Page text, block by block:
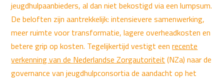
jeugdhulpaanbieders, al dan niet bekostigd via een lumpsum.
De beloften zijn aantrekkelijk: intensievere samenwerking,
meer ruimte voor transformatie, lagere overheadkosten en
betere grip op kosten. Tegelijkertijd vestigt eenrecente
verkenning van de Nederlandse Zorgautoriteit (NZa) naar de
governance van jeugdhulpconsortia de aandacht op het